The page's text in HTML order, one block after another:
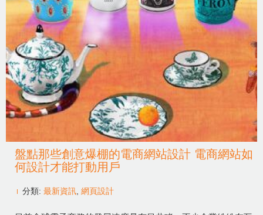
盤點那些創意爆棚的電商網站設計 電商網站如
何設計才能打動用戶
分類: 最新資訊 網頁設計